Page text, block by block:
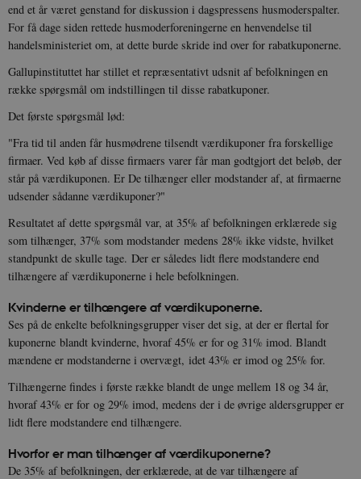
end et år været genstand for diskussion i dagspressens husmoderspalter.
For få dage siden rettede husmoderforeningerne en henvendelse til
handelsministeriet om, at dette burde skride ind over for rabatkuponerne.
Gallupinstituttet har stillet et repræsentativt udsnit af befolkningen en
række spørgsmål om indstillingen til disse rabatkuponer.
Det første spørgsmål lød:
"Fra tid til anden får husmødrene tilsendt værdikuponer fra forskellige
firmaer. Ved køb af disse firmaers varer får man godtgjort det beløb, der
står på værdikuponen. Er De tilhænger eller modstander af, at firmaerne
udsender sådanne værdikuponer?"
Resultatet af dette spørgsmål var, at 35% af befolkningen erklærede sig
som tilhænger, 37% som modstander medens 28% ikke vidste, hvilket
standpunkt de skulle tage. Der er således lidt flere modstandere end
tilhængere af værdikuponerne i hele befolkningen.
Kvinderne er tilhængere af værdikuponerne.
Ses på de enkelte befolkningsgrupper viser det sig, at der er flertal for
kuponerne blandt kvinderne, hvoraf 45% er for og 31% imod. Blandt
mændene er modstanderne i overvægt, idet 43% er imod og 25% for.
Tilhængerne findes i første række blandt de unge mellem 18 og 34 år,
hvoraf 43% er for og 29% imod, medens der i de øvrige aldersgrupper er
lidt flere modstandere end tilhængere.
Hvorfor er man tilhænger af værdikuponerne?
De 35% af befolkningen, der erklærede, at de var tilhængere af